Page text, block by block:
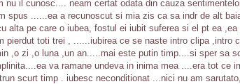
nu il cunosc.... neam certat odata din cauza
spus ......ea a recunoscut si mia zis ca sa indr de alt
alta pe care o iubea, fostul ei iubit suferea si el pt ea
pierdut toti trei , ......iubirea ce se naste intro clipa ,intro
,o zi ,o luna ,un an.....mai este putin timp....si sper sa
va ramane undeva in inima mea ....era tot ce
scurt timp . iubesc neconditionat ...nici nu am